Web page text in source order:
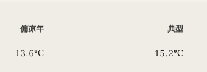
偏凉年 典型
13.6°C 15.2°C